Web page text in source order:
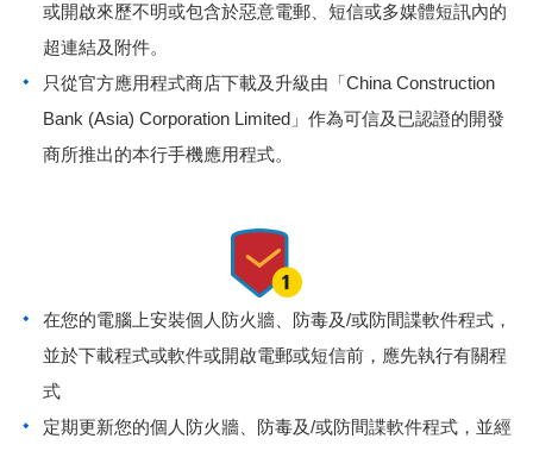
或開啟來歷不明或包含於惡意電郵、短信或多媒體短訊內的
超連結及附件。
只從官方應用程式商店下載及升級由「China Construction
Bank (Asia) Corporation Limited」作為可信及已認證的開發
商所推出的本行手機應用程式。
在您的電腦上安裝個人防火牆、防毒及/或防間諜軟件程式，
並於下載程式或軟件或開啟電郵或短信前，應先執行有關程
式
定期更新您的個人防火牆、防毒及/或防間諜軟件程式，並經